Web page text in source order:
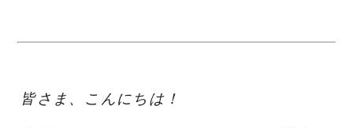
皆さま、こんにちは！